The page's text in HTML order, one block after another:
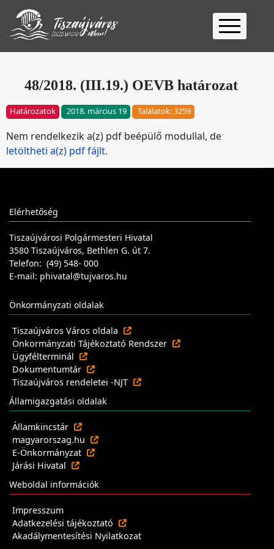
Kezdőlap
2026
48/2018. (III.19.) OEVB határozat
Határozatok 2018. március 19 Találatok: 3259
Nem rendelkezik a(z) pdf beépülő modullal, de
letöltheti a(z) pdf fájlt.
Elérhetőség
Tiszaújvárosi Polgármesteri Hivatal
3580 Tiszaújváros, Bethlen G. út 7.
Telefon: (49) 548- 000
E-mail: phivatal@tujvaros.hu
Önkormányzati oldalak
Tiszaújváros Város oldala
Önkormányzati Tájékoztató Rendszer
Ügyfélterminál
Dokumentumtár
Tiszaújváros rendeletei -NJT
Államigazgatási oldalak
Államkincstár
magyarorszag.hu
E-Önkormányzat
Járási Hivatal
Weboldal információk
Impresszum
Adatkezelési tájékoztató
Akadálymentesítési Nyilatkozat